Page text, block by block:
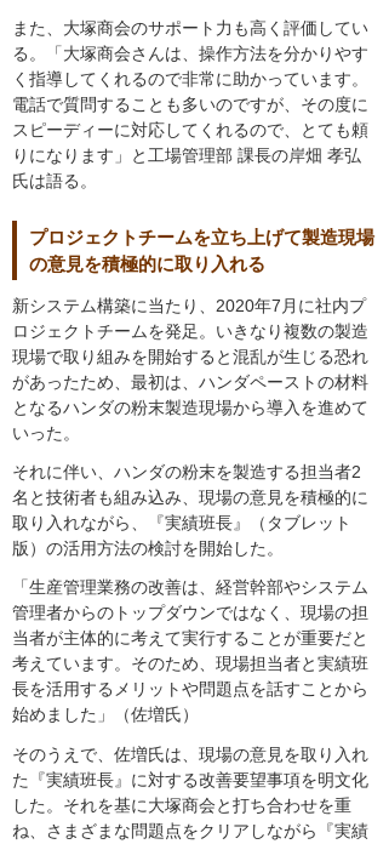
また、大塚商会のサポート力も高く評価してい
る。「大塚商会さんは、操作方法を分かりやす
く指導してくれるので非常に助かっています。
電話で質問することも多いのですが、その度に
スピーディーに対応してくれるので、とても頼
りになります」と工場管理部 課長の岸畑 孝弘
氏は語る。
プロジェクトチームを立ち上げて製造現場
の意見を積極的に取り入れる
新システム構築に当たり、2020年7月に社内プ
ロジェクトチームを発足。いきなり複数の製造
現場で取り組みを開始すると混乱が生じる恐れ
があったため、最初は、ハンダペーストの材料
となるハンダの粉末製造現場から導入を進めて
いった。
それに伴い、ハンダの粉末を製造する担当者2
名と技術者も組み込み、現場の意見を積極的に
取り入れながら、『実績班長』（タブレット
版）の活用方法の検討を開始した。
「生産管理業務の改善は、経営幹部やシステム
管理者からのトップダウンではなく、現場の担
当者が主体的に考えて実行することが重要だと
考えています。そのため、現場担当者と実績班
長を活用するメリットや問題点を話すことから
始めました」（佐増氏）
そのうえで、佐増氏は、現場の意見を取り入れ
た『実績班長』に対する改善要望事項を明文化
した。それを基に大塚商会と打ち合わせを重
ね、さまざまな問題点をクリアしながら『実績